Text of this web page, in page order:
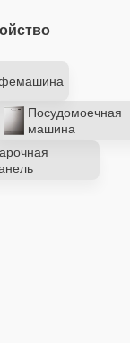
Посудомоечная
машина